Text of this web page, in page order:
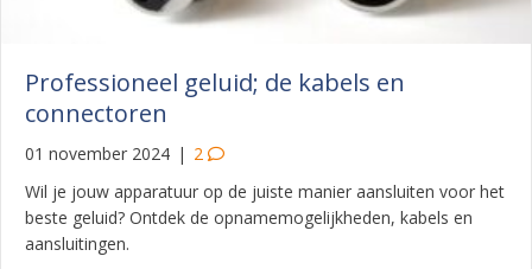
Professioneel geluid; de kabels en
connectoren
01 november 2024 | 2
Wil je jouw apparatuur op de juiste manier aansluiten voor het
beste geluid? Ontdek de opnamemogelijkheden, kabels en
aansluitingen.